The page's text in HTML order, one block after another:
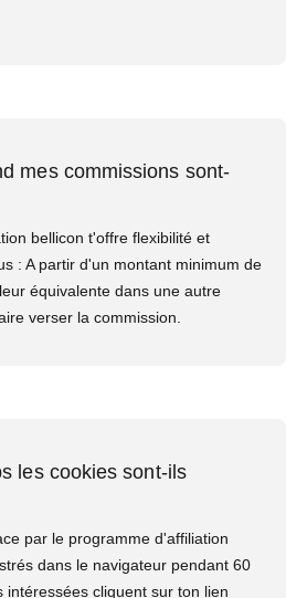
mes commissions sont-
bellicon t'offre flexibilité et
: A partir d'un montant minimum de
équivalente dans une autre
verser la commission.
les cookies sont-ils
par le programme d'affiliation
dans le navigateur pendant 60
intéressées cliquent sur ton lien